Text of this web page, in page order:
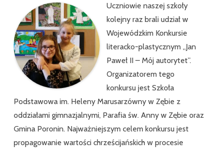
LITERACKO
–
PLASTYCZNEGO
„JAN
PAWEŁ
II
–
MÓJ
AUTORYTET”
Uczniowie naszej szkoły
kolejny raz brali udział w
Wojewódzkim Konkursie
literacko-plastycznym „Jan
Paweł II – Mój autorytet”.
Organizatorem tego
konkursu jest Szkoła
Podstawowa im. Heleny Marusarzówny w Zębie z
oddziałami gimnazjalnymi, Parafia św. Anny w Zębie oraz
Gmina Poronin. Najważniejszym celem konkursu jest
propagowanie wartości chrześcijańskich w procesie